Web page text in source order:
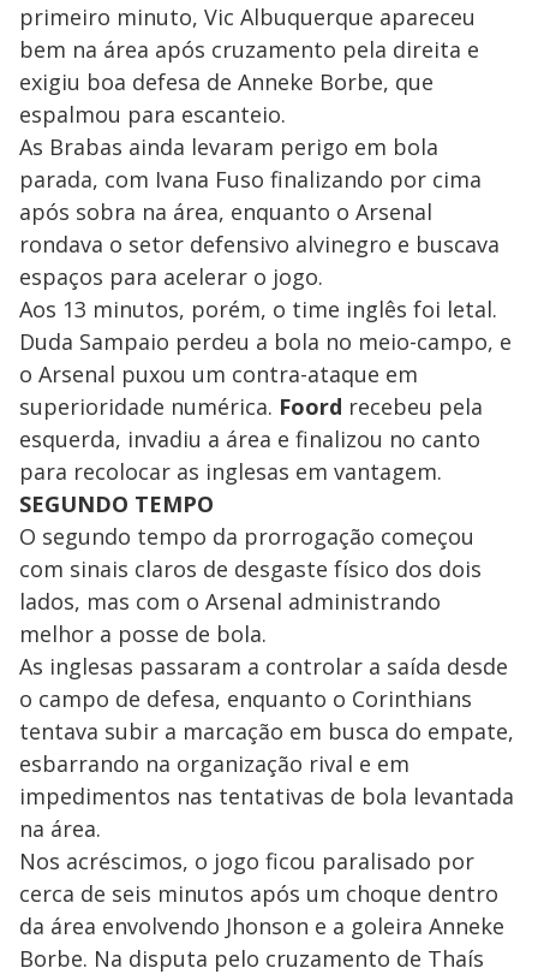
primeiro minuto, Vic Albuquerque apareceu
bem na área após cruzamento pela direita e
exigiu boa defesa de Anneke Borbe, que
espalmou para escanteio.
As Brabas ainda levaram perigo em bola
parada, com Ivana Fuso finalizando por cima
após sobra na área, enquanto o Arsenal
rondava o setor defensivo alvinegro e buscava
espaços para acelerar o jogo.
Aos 13 minutos, porém, o time inglês foi letal.
Duda Sampaio perdeu a bola no meio-campo, e
o Arsenal puxou um contra-ataque em
superioridade numérica. Foord recebeu pela
esquerda, invadiu a área e finalizou no canto
para recolocar as inglesas em vantagem.
SEGUNDO TEMPO
O segundo tempo da prorrogação começou
com sinais claros de desgaste físico dos dois
lados, mas com o Arsenal administrando
melhor a posse de bola.
As inglesas passaram a controlar a saída desde
o campo de defesa, enquanto o Corinthians
tentava subir a marcação em busca do empate,
esbarrando na organização rival e em
impedimentos nas tentativas de bola levantada
na área.
Nos acréscimos, o jogo ficou paralisado por
cerca de seis minutos após um choque dentro
da área envolvendo Jhonson e a goleira Anneke
Borbe. Na disputa pelo cruzamento de Thaís